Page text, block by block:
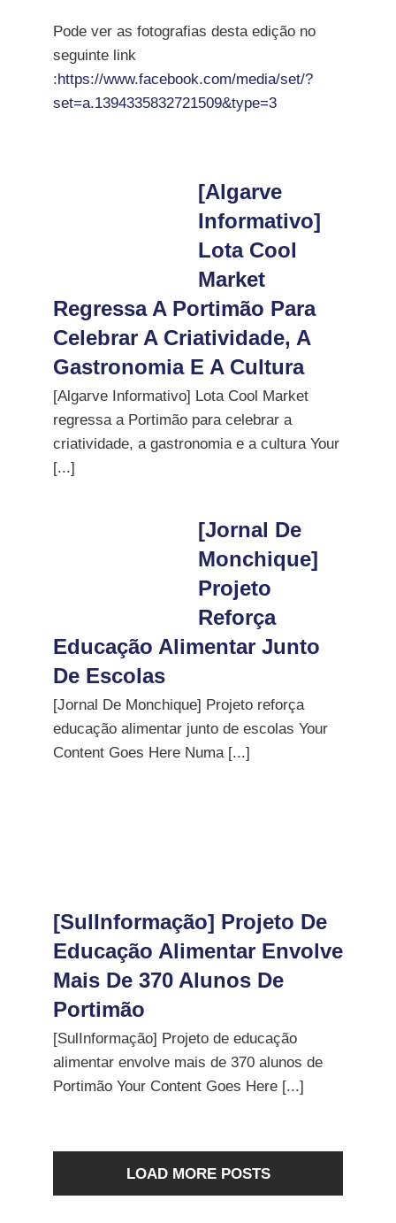
Pode ver as fotografias desta edição no
seguinte link
:https://www.facebook.com/media/set/?
set=a.1394335832721509&type=3
[Algarve
Informativo]
Lota Cool
Market
Regressa A Portimão Para
Celebrar A Criatividade, A
Gastronomia E A Cultura
[Algarve Informativo] Lota Cool Market
regressa a Portimão para celebrar a
criatividade, a gastronomia e a cultura Your
[...]
[Jornal De
Monchique]
Projeto
Reforça
Educação Alimentar Junto
De Escolas
[Jornal De Monchique] Projeto reforça
educação alimentar junto de escolas Your
Content Goes Here Numa [...]
[SulInformação] Projeto De
Educação Alimentar Envolve
Mais De 370 Alunos De
Portimão
[SulInformação] Projeto de educação
alimentar envolve mais de 370 alunos de
Portimão Your Content Goes Here [...]
LOAD MORE POSTS